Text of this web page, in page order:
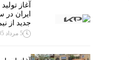
آغاز
ایران
جدید از
5 مرداد 1405